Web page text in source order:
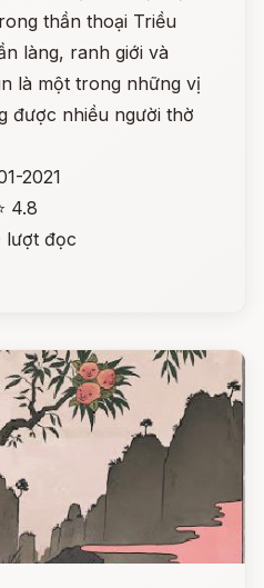
thần thoại Triều
làng, ranh giới và
là một trong những vị
được nhiều người thờ
2021
4.8
lượt đọc